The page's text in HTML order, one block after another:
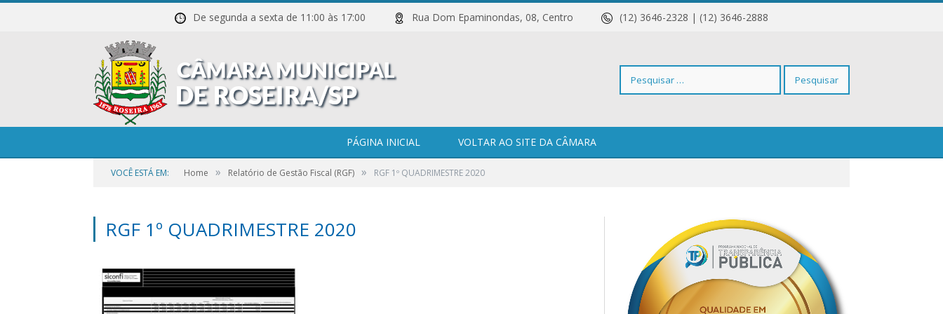
De segunda a sexta de 11:00 às 17:00 Rua Dom Epaminondas, 08, Centro (12) 3646-2328 | (12) 3646-2888
Pesquisar
PÁGINA INICIAL VOLTAR AO SITE DA CÂMARA
VOCÊ ESTÁ EM: Home » Relatório de Gestão Fiscal (RGF) » RGF 1º QUADRIMESTRE 2020
RGF 1º QUADRIMESTRE 2020